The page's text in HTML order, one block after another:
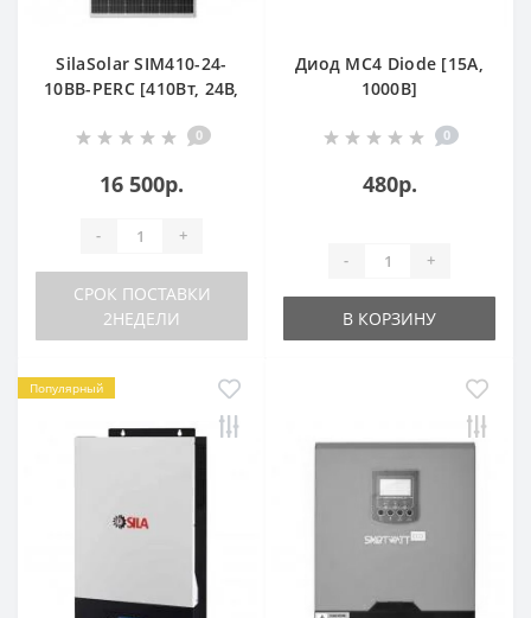
SilaSolar SIM410-24-
10BB-PERC [410Вт, 24В,
0
16 500р.
- +
СРОК ПОСТАВКИ
2НЕДЕЛИ
Диод MC4 Diode [15A,
1000В]
0
480р.
- +
В КОРЗИНУ
Популярный